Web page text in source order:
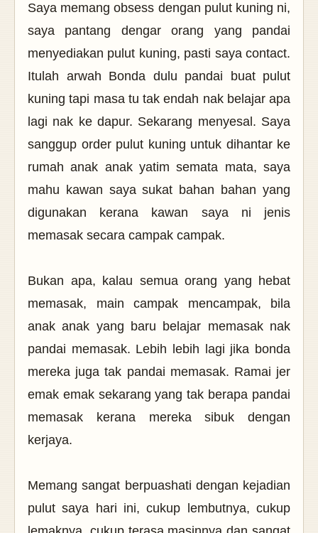
Saya memang obsess dengan pulut kuning ni,
saya pantang dengar orang yang pandai
menyediakan pulut kuning, pasti saya contact.
Itulah arwah Bonda dulu pandai buat pulut
kuning tapi masa tu tak endah nak belajar apa
lagi nak ke dapur. Sekarang menyesal. Saya
sanggup order pulut kuning untuk dihantar ke
rumah anak anak yatim semata mata, saya
mahu kawan saya sukat bahan bahan yang
digunakan kerana kawan saya ni jenis
memasak secara campak campak.
Bukan apa, kalau semua orang yang hebat
memasak, main campak mencampak, bila
anak anak yang baru belajar memasak nak
pandai memasak. Lebih lebih lagi jika bonda
mereka juga tak pandai memasak. Ramai jer
emak emak sekarang yang tak berapa pandai
memasak kerana mereka sibuk dengan
kerjaya.
Memang sangat berpuashati dengan kejadian
pulut saya hari ini, cukup lembutnya, cukup